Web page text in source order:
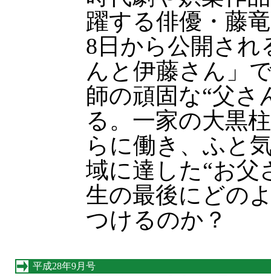
躍する俳優・藤
8日から公開され
んと伊藤さん」
師の頑固な“父さ
る。一家の大黒
らに働き、ふと
域に達した“お父
生の最後にどの
つけるのか？
平成28年9月号